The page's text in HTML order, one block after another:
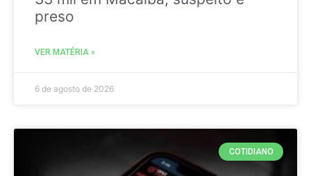
preso
VER MATÉRIA »
6 de agosto de 2026
COTIDIANO